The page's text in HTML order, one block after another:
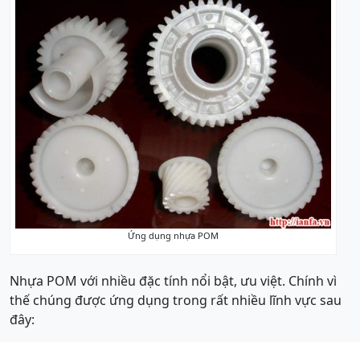
Ứng dụng nhựa POM
Nhựa POM với nhiều đặc tính nổi bật, ưu việt. Chính vì
thế chúng được ứng dụng trong rất nhiều lĩnh vực sau
đây: